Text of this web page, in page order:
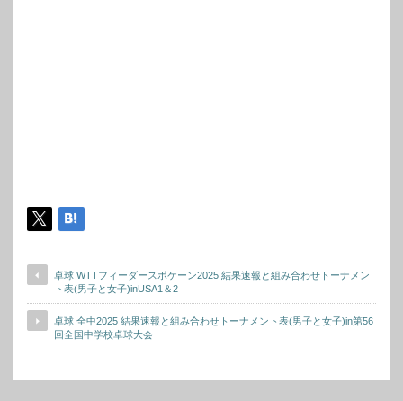
卓球 WTTフィーダースポケーン2025 結果速報と組み合わせトーナメン
ト表(男子と女子)inUSA1＆2
卓球 全中2025 結果速報と組み合わせトーナメント表(男子と女子)in第56
回全国中学校卓球大会